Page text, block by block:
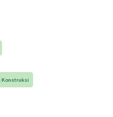
Konstruksi